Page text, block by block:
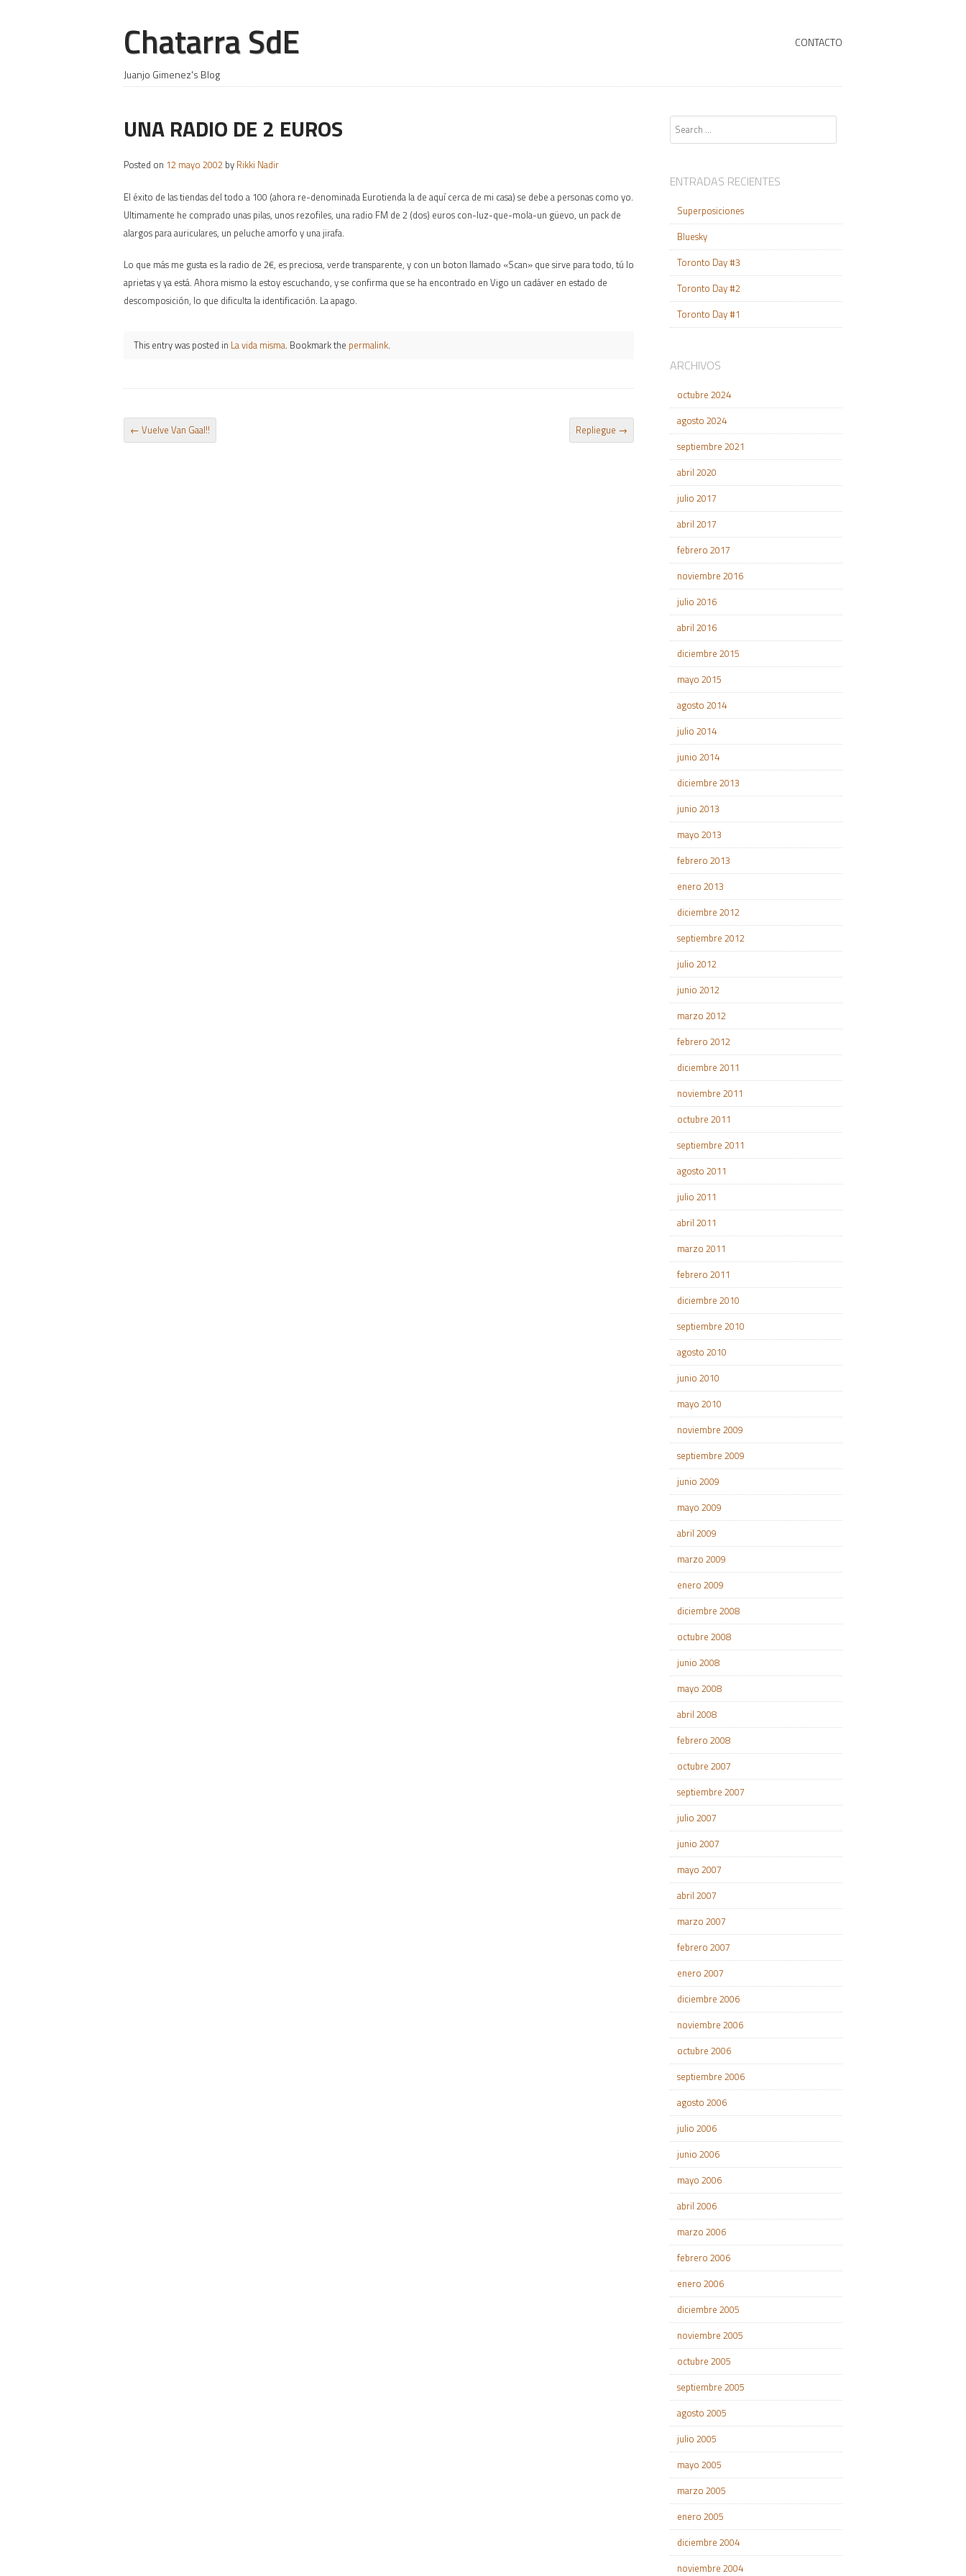
Chatarra SdE
Juanjo Gimenez's Blog
+
SKIP TO CONTENT
CONTACTO
UNA RADIO DE 2 EUROS
Posted on 12 mayo 2002 by Rikki Nadir
El éxito de las tiendas del todo a 100 (ahora re-denominada Eurotienda la de aquí cerca de mi casa) se debe a personas como yo.
Ultimamente he comprado unas pilas, unos rezofiles, una radio FM de 2 (dos) euros con-luz-que-mola-un güevo, un pack de
alargos para auriculares, un peluche amorfo y una jirafa.
Lo que más me gusta es la radio de 2€, es preciosa, verde transparente, y con un boton llamado «Scan» que sirve para todo, tú lo
aprietas y ya está. Ahora mismo la estoy escuchando, y se confirma que se ha encontrado en Vigo un cadáver en estado de
descomposición, lo que dificulta la identificación. La apago.
This entry was posted in La vida misma. Bookmark the permalink.
POST NAVIGATION
← Vuelve Van Gaal!! Repliegue →
Search
ENTRADAS RECIENTES
Superposiciones
Bluesky
Toronto Day #3
Toronto Day #2
Toronto Day #1
ARCHIVOS
octubre 2024
agosto 2024
septiembre 2021
abril 2020
julio 2017
abril 2017
febrero 2017
noviembre 2016
julio 2016
abril 2016
diciembre 2015
mayo 2015
agosto 2014
julio 2014
junio 2014
diciembre 2013
junio 2013
mayo 2013
febrero 2013
enero 2013
diciembre 2012
septiembre 2012
julio 2012
junio 2012
marzo 2012
febrero 2012
diciembre 2011
noviembre 2011
octubre 2011
septiembre 2011
agosto 2011
julio 2011
abril 2011
marzo 2011
febrero 2011
diciembre 2010
septiembre 2010
agosto 2010
junio 2010
mayo 2010
noviembre 2009
septiembre 2009
junio 2009
mayo 2009
abril 2009
marzo 2009
enero 2009
diciembre 2008
octubre 2008
junio 2008
mayo 2008
abril 2008
febrero 2008
octubre 2007
septiembre 2007
julio 2007
junio 2007
mayo 2007
abril 2007
marzo 2007
febrero 2007
enero 2007
diciembre 2006
noviembre 2006
octubre 2006
septiembre 2006
agosto 2006
julio 2006
junio 2006
mayo 2006
abril 2006
marzo 2006
febrero 2006
enero 2006
diciembre 2005
noviembre 2005
octubre 2005
septiembre 2005
agosto 2005
julio 2005
mayo 2005
marzo 2005
enero 2005
diciembre 2004
noviembre 2004